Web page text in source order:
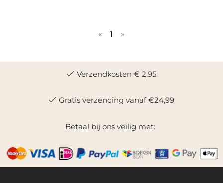
« 1 »
Verzendkosten € 2,95
Gratis verzending vanaf €24,99
Betaal bij ons veilig met: